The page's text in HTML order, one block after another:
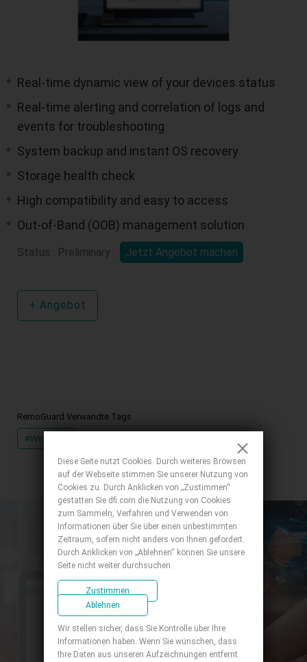
Real-time dynamic view of your devices status
Real-time alerting and correlation of logs and
events for troubleshooting
System backup and instant OS recovery
Storage health check
High compatibility and easy to access
Out-of-Band (OOB) management solution
Status : Preliminary Jetzt Angebot machen
+ Angebot
RemoGuard Verwandte Tags
#Windows
Diese Seite nutzt Cookies. Durch weiteres Browsen
auf der Webseite stimmen Sie unserer Nutzung von
Cookies zu. Durch Anklicken von „Zustimmen“
gestatten Sie dfi.com die Nutzung von Cookies
zum Sammeln, Verfahren und Verwenden von
Informationen über Sie über einen unbestimmten
Zeitraum, sofern nicht anders von Ihnen gefordert.
Durch Anklicken von „Ablehnen“ können Sie unsere
Seite nicht weiter durchsuchen.
Zustimmen
Ablehnen
Wir stellen sicher, dass Sie Kontrolle über Ihre
Informationen haben. Wenn Sie wünschen, dass
Ihre Daten aus unseren Aufzeichnungen entfernt